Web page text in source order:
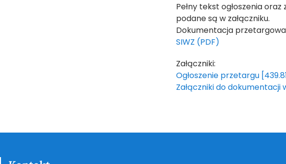
Pełny tekst ogłoszenia
podane są w załączniku.
Dokumentacja
SIWZ (PDF)
Załączniki:
Ogłoszenie przetargu
Załączniki do dokumentacji